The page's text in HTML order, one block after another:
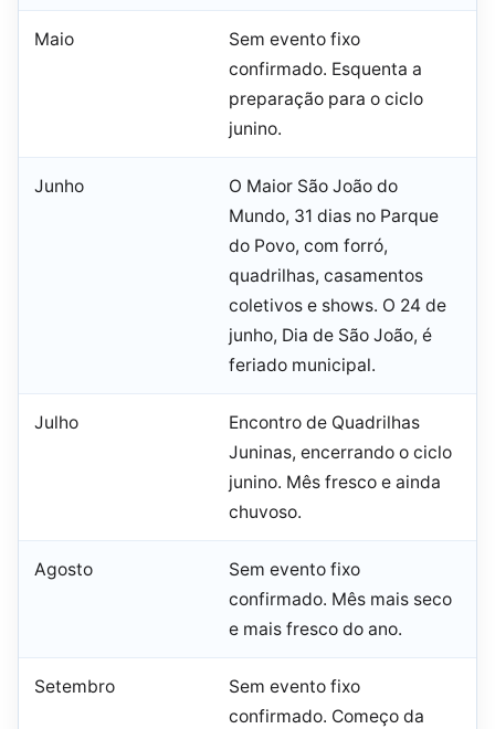
Maio
Sem evento fixo
confirmado. Esquenta a
preparação para o ciclo
junino.
Junho
O Maior São João do
Mundo, 31 dias no Parque
do Povo, com forró,
quadrilhas, casamentos
coletivos e shows. O 24 de
junho, Dia de São João, é
feriado municipal.
Julho
Encontro de Quadrilhas
Juninas, encerrando o ciclo
junino. Mês fresco e ainda
chuvoso.
Agosto
Sem evento fixo
confirmado. Mês mais seco
e mais fresco do ano.
Setembro
Sem evento fixo
confirmado. Começo da